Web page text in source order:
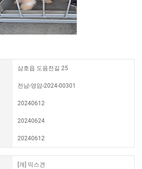
삼호읍 도음전길 25
전남-영암-2024-00301
20240612
20240624
20240612
[개] 믹스견